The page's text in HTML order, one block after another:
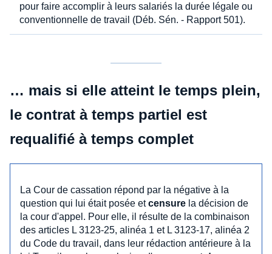
pour faire accomplir à leurs salariés la durée légale ou
conventionnelle de travail (Déb. Sén. - Rapport 501).
… mais si elle atteint le temps plein,
le contrat à temps partiel est
requalifié à temps complet
La Cour de cassation répond par la négative à la
question qui lui était posée etcensure la décision de
la cour d'appel. Pour elle, il résulte de la combinaison
des articles L 3123-25, alinéa 1 et L 3123-17, alinéa 2
du Code du travail, dans leur rédaction antérieure à la